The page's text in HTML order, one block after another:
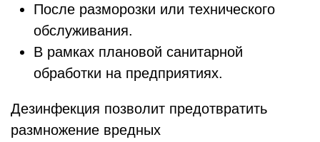
После разморозки или технического
обслуживания.
В рамках плановой санитарной
обработки на предприятиях.
Дезинфекция позволит предотвратить
размножение вредных